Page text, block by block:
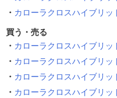
カローラクロスハイブリッ
買う・売る
カローラクロスハイブリッ
カローラクロスハイブリッ
カローラクロスハイブリッ
カローラクロスハイブリッ